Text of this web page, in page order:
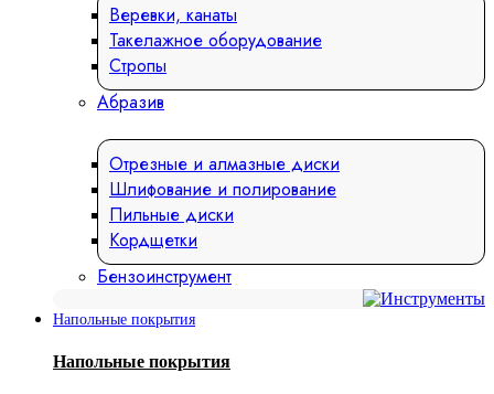
Веревки, канаты
Такелажное оборудование
Стропы
Абразив
Отрезные и алмазные диски
Шлифование и полирование
Пильные диски
Кордщетки
Бензоинструмент
Напольные покрытия
Напольные покрытия